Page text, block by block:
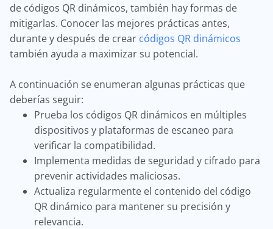
de códigos QR dinámicos, también hay formas de
mitigarlas. Conocer las mejores prácticas antes,
durante y después de crear códigos QR dinámicos
también ayuda a maximizar su potencial.
A continuación se enumeran algunas prácticas que
deberías seguir:
Prueba los códigos QR dinámicos en múltiples
dispositivos y plataformas de escaneo para
verificar la compatibilidad.
Implementa medidas de seguridad y cifrado para
prevenir actividades maliciosas.
Actualiza regularmente el contenido del código
QR dinámico para mantener su precisión y
relevancia.